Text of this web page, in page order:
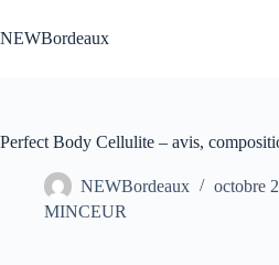
au
contenu
NEWBordeaux
Perfect Body Cellulite – avis,
NEWBordeaux
octobre
MINCEUR